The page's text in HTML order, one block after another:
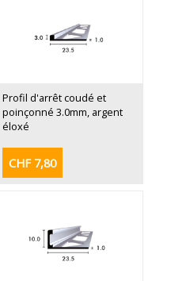
Profil d'arrêt coudé et
poinçonné 3.0mm, argent
éloxé
CHF 7,80